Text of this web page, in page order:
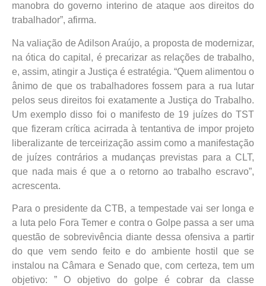
manobra do governo interino de ataque aos direitos do
trabalhador”, afirma.
Na valiação de Adilson Araújo, a proposta de modernizar,
na ótica do capital, é precarizar as relações de trabalho,
e, assim, atingir a Justiça é estratégia. “Quem alimentou o
ânimo de que os trabalhadores fossem para a rua lutar
pelos seus direitos foi exatamente a Justiça do Trabalho.
Um exemplo disso foi o manifesto de 19 juízes do TST
que fizeram crítica acirrada à tentantiva de impor projeto
liberalizante de terceirização assim como a manifestação
de juízes contrários a mudanças previstas para a CLT,
que nada mais é que a o retorno ao trabalho escravo”,
acrescenta.
Para o presidente da CTB, a tempestade vai ser longa e
a luta pelo Fora Temer e contra o Golpe passa a ser uma
questão de sobrevivência diante dessa ofensiva a partir
do que vem sendo feito e do ambiente hostil que se
instalou na Câmara e Senado que, com certeza, tem um
objetivo: ” O objetivo do golpe é cobrar da classe